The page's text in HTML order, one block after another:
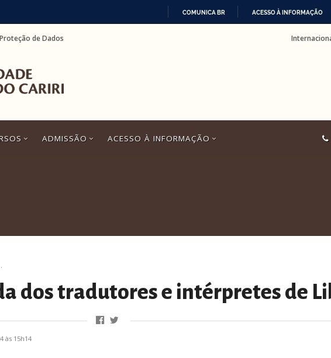
COMUNICA BR ACESSO À INFORMAÇÃO
Proteção de Dados
ADMISSÃO ACESSO À INFORMAÇÃO
de Libras
dos tradutores e intérpretes de
às 15h14